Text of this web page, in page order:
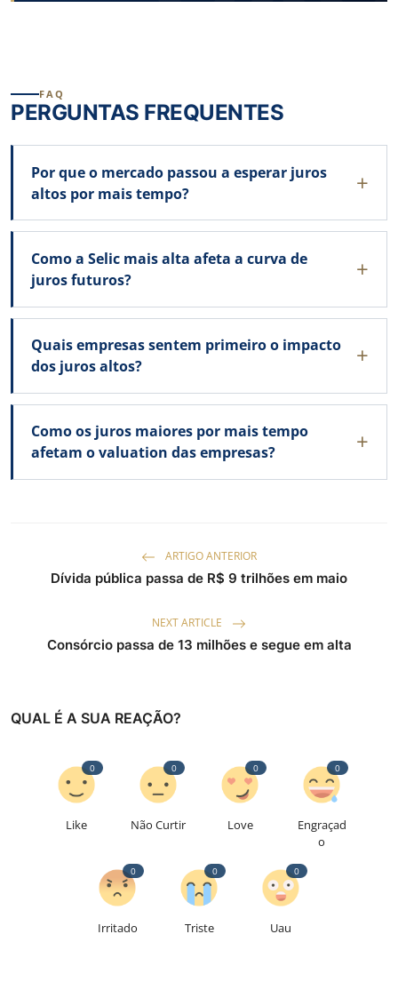
FAQ
PERGUNTAS FREQUENTES
Por que o mercado passou a esperar juros
altos por mais tempo?
Como a Selic mais alta afeta a curva de
juros futuros?
Quais empresas sentem primeiro o impacto
dos juros altos?
Como os juros maiores por mais tempo
afetam o valuation das empresas?
ARTIGO ANTERIOR
Dívida pública passa de R$ 9 trilhões em maio
NEXT ARTICLE
Consórcio passa de 13 milhões e segue em alta
QUAL É A SUA REAÇÃO?
Like
0
Não Curtir
0
Love
0
Engraçad
o
0
Irritado
0
Triste
0
Uau
0